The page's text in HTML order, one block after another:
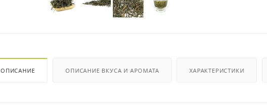
ОПИСАНИЕ ОПИСАНИЕ ВКУСА И АРОМАТА ХАРАКТЕРИСТИКИ